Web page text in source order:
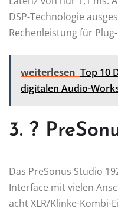
DSP-Technologie
Rechenleistung für
weiterlesen Top 10
digitalen Audio-
3. ?
Das PreSonus Studio
Interface mit vielen
acht XLR/Klinke-Kombi-